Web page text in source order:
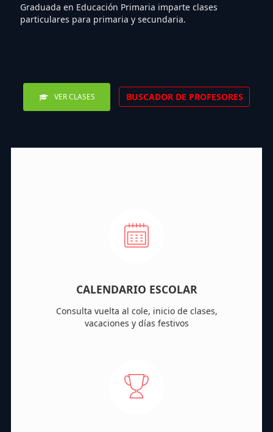
Graduada en Educación Primaria imparte clases
particulares para primaria y secundaria.
VER CLASES BUSCADOR DE PROFESORES
CALENDARIO ESCOLAR
Consulta vuelta al cole, inicio de clases,
vacaciones y días festivos